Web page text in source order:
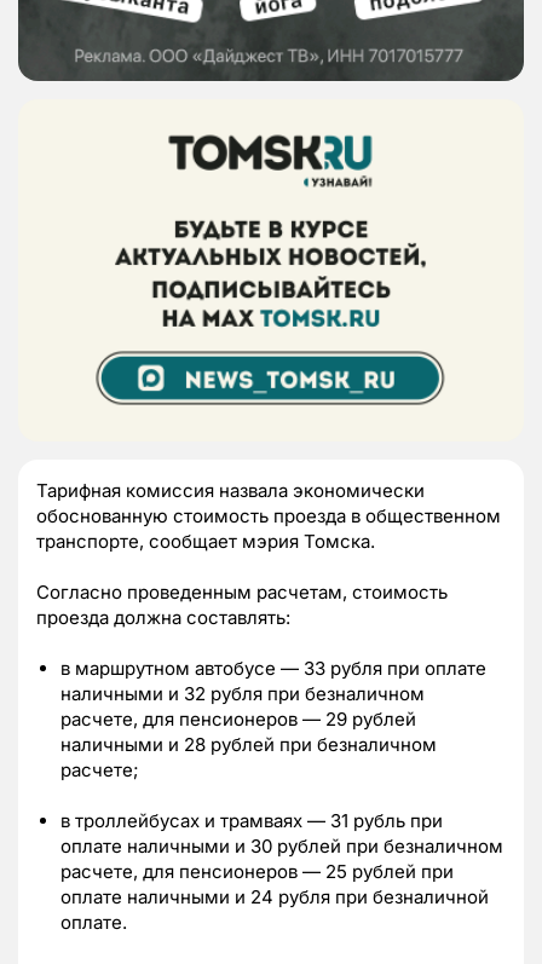
Тарифная комиссия назвала экономически
обоснованную стоимость проезда в общественном
транспорте, сообщает мэрия Томска.
Согласно проведенным расчетам, стоимость
проезда должна составлять:
в маршрутном автобусе — 33 рубля при оплате
наличными и 32 рубля при безналичном
расчете, для пенсионеров — 29 рублей
наличными и 28 рублей при безналичном
расчете;
в троллейбусах и трамваях — 31 рубль при
оплате наличными и 30 рублей при безналичном
расчете, для пенсионеров — 25 рублей при
оплате наличными и 24 рубля при безналичной
оплате.